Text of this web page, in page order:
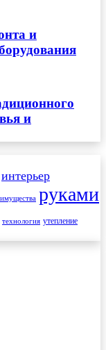
и
и
интерьер
руками
технология утепление